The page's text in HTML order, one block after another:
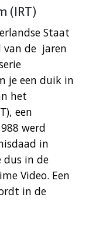
(IRT)
Staat
van de jaren
je een duik in
het
een
werd
in
dus in de
Video. Een
in de